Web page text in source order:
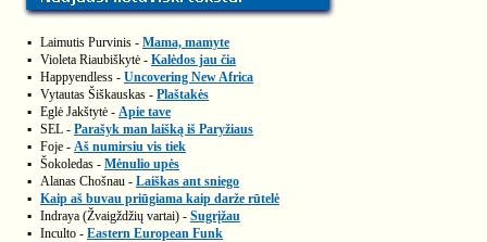
▪ Laimutis Purvinis - Mama, mamyte
▪ Violeta Riaubiškytė - Kalėdos jau čia
▪ Happyendless - Uncovering New Africa
▪ Vytautas Šiškauskas - Plaštakės
▪ Eglė Jakštytė - Apie tave
▪ SEL - Parašyk man laišką iš Paryžiaus
▪ Foje - Aš numirsiu vis tiek
▪ Šokoledas - Mėnulio upės
▪ Alanas Chošnau - Laiškas ant sniego
▪ Kaip aš buvau priūgiama kaip darže rūtelė
▪ Indraya (Žvaigždžių vartai) - Sugrįžau
▪ Inculto - Eastern European Funk